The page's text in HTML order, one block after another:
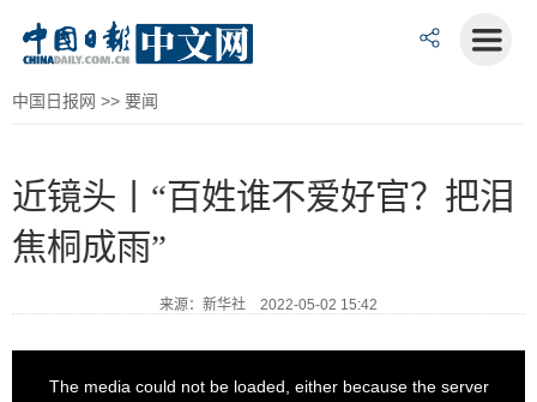
中国日报网 >> 要闻
近镜头丨“百姓谁不爱好官？把泪
焦桐成雨”
来源：新华社 2022-05-02 15:42